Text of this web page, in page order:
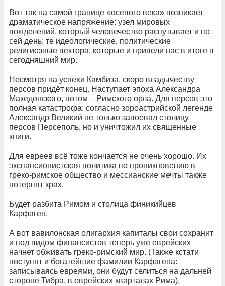
Вот так на самой границе «осевого века» возникает
драматическое напряжение: узел мировых
вожделений, который человечество распутывает и по
сей день; те идеологические, политические
религиозные вектора, которые и привели нас в итоге в
сегодняшний мир.
Несмотря на успехи Камбиза, скоро владычеству
персов придёт конец. Наступает эпоха Александра
Македонского, потом – Римского орла. Для персов это
полная катастрофа: согласно зороастрийской легенде
Александр Великий не только завоевал столицу
персов Персеполь, но и уничтожил их священные
книги.
Для евреев всё тоже кончается не очень хорошо. Их
экспансионистская политика по проникновению в
греко-римское общество и мессианские мечты также
потерпят крах.
Будет разбита Римом и столица финикийцев
Карфаген.
А вот вавилонская олигархия капиталы свои сохранит
и под видом финансистов теперь уже еврейских
начнет обживать греко-римский мир. (Также кстати
поступят и богатейшие фамилии Карфагена:
записываясь евреями, они будут селиться на дальней
стороне Тибра, в еврейских кварталах Рима).